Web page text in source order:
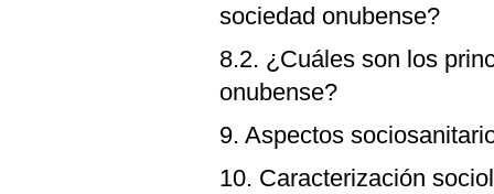
sociedad onubense?
8.2. ¿Cuáles son los
onubense?
9. Aspectos
10. Caracterización